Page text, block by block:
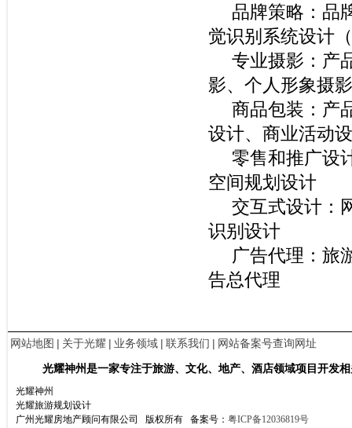
品牌策略：品
觉识别系统设计
专业摄影：产
影、个人形象摄
商品包装：产
设计、商业活动
零售和推广设
空间规划设计
交互式设计：
识别设计
广告代理：旅
告总代理
网站地图 | 关于光耀 | 业务领域 | 联系我们 | 网站备案号查询网址
光耀神州是一家专注于旅游、文化、地产、酒店领域项目开发
光耀神州
光耀旅游规划设计
广州光耀房地产顾问有限公司 版权所有 备案号： 粤ICP备12036819号